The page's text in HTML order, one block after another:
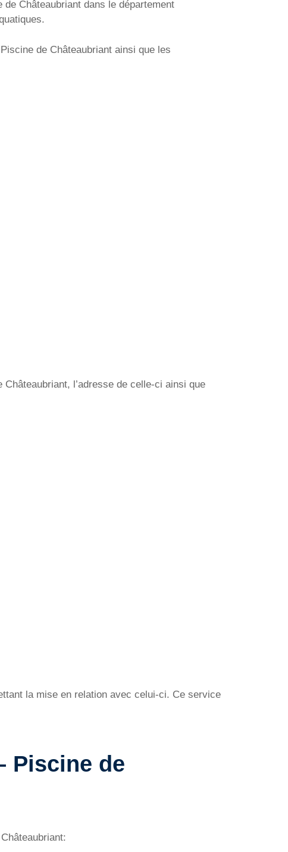
Châteaubriant dans le département
de Châteaubriant ainsi que les
l’adresse de celle-ci ainsi que
la mise en relation avec celui-ci. Ce service
Piscine de